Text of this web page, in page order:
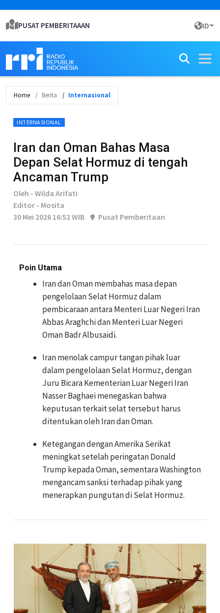
PUSAT PEMBERITAAAN ID
Home Berita Internasional
INTERNASIONAL
Iran dan Oman Bahas Masa
Depan Selat Hormuz di tengah
Ancaman Trump
Oleh - Wilda Arifati
Editor - Mosita
30 Mei 2026 16:52 WIB
Pusat Pemberitaan
Poin Utama
Iran dan Oman membahas masa depan
pengelolaan Selat Hormuz dalam
pembicaraan antara Menteri Luar Negeri Iran
Abbas Araghchi dan Menteri Luar Negeri
Oman Badr Albusaidi.
Iran menolak campur tangan pihak luar
dalam pengelolaan Selat Hormuz, dengan
Juru Bicara Kementerian Luar Negeri Iran
Nasser Baghaei menegaskan bahwa
keputusan terkait selat tersebut harus
ditentukan oleh Iran dan Oman.
Ketegangan dengan Amerika Serikat
meningkat setelah peringatan Donald
Trump kepada Oman, sementara Washington
mengancam sanksi terhadap pihak yang
menerapkan pungutan di Selat Hormuz.